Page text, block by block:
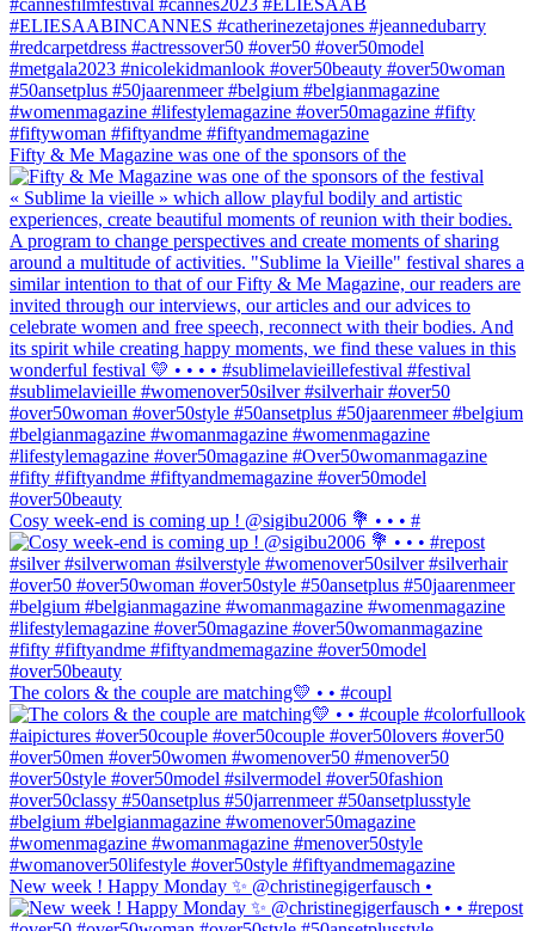
Fifty & Me Magazine was one of the sponsors of the
Cosy week-end is coming up ! @sigibu2006 💐 • • • #
The colors & the couple are matching💛 • • #coupl
New week ! Happy Monday ✨ @christinegigerfausch •